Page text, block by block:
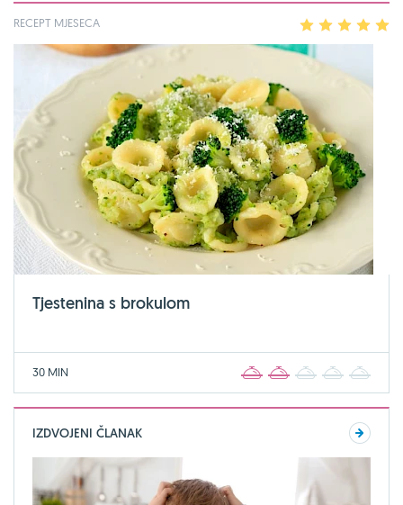
RECEPT MJESECA 2 3 4
Tjestenina s brokulom
30 MIN 2 3 4
IZDVOJENI ČLANAK